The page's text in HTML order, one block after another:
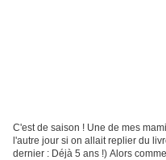
C'est de saison ! Une de mes
l'autre jour si on allait replier du
dernier : Déjà 5 ans !) Alors